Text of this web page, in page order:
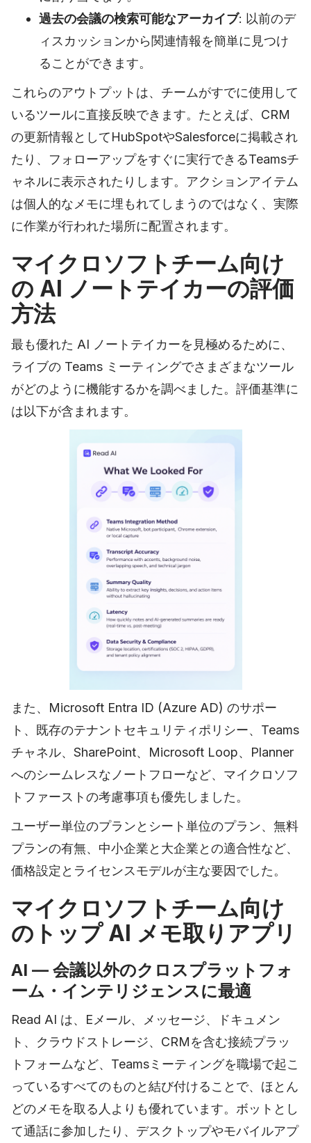
過去の会議の検索可能なアーカイブ: 以前のデ
ィスカッションから関連情報を簡単に見つけ
ることができます。
これらのアウトプットは、チームがすでに使用して
いるツールに直接反映できます。たとえば、CRM
の更新情報としてHubSpotやSalesforceに掲載され
たり、フォローアップをすぐに実行できるTeamsチ
ャネルに表示されたりします。アクションアイテム
は個人的なメモに埋もれてしまうのではなく、実際
に作業が行われた場所に配置されます。
マイクロソフトチーム向け
の AI ノートテイカーの評価
方法
最も優れた AI ノートテイカーを見極めるために、
ライブの Teams ミーティングでさまざまなツール
がどのように機能するかを調べました。評価基準に
は以下が含まれます。
また、Microsoft Entra ID (Azure AD) のサポー
ト、既存のテナントセキュリティポリシー、Teams
チャネル、SharePoint、Microsoft Loop、Planner
へのシームレスなノートフローなど、マイクロソフ
トファーストの考慮事項も優先しました。
ユーザー単位のプランとシート単位のプラン、無料
プランの有無、中小企業と大企業との適合性など、
価格設定とライセンスモデルが主な要因でした。
マイクロソフトチーム向け
のトップ AI メモ取りアプリ
AI — 会議以外のクロスプラットフォ
ーム・インテリジェンスに最適
Read AI は、Eメール、メッセージ、ドキュメン
ト、クラウドストレージ、CRMを含む接続プラッ
トフォームなど、Teamsミーティングを職場で起こ
っているすべてのものと結び付けることで、ほとん
どのメモを取る人よりも優れています。ボットとし
て通話に参加したり、デスクトップやモバイルアプ